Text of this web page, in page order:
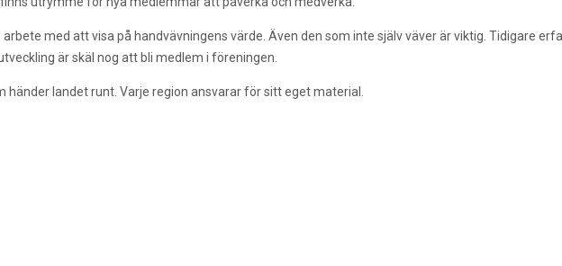
med att visa på handvävningens värde. Även den som inte själv väver är viktig. Tidigare
är skäl nog att bli medlem i föreningen.
händer landet runt. Varje region ansvarar för sitt eget material.